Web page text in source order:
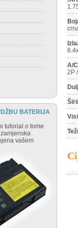
BATERIJA
tutorial o tome
vašem
A/
2P